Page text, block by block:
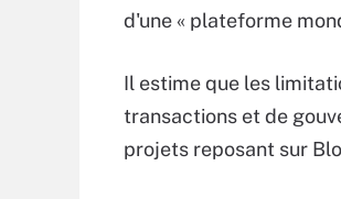
d'une « plateforme
Il estime que les
transactions et de
projets reposant sur